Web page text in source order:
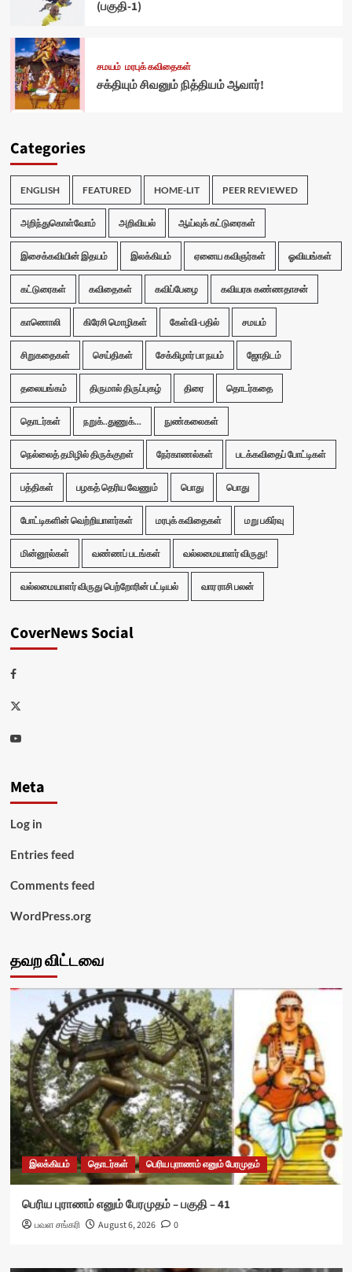
(பகுதி-1)
சமயம் மரபுக் கவிதைகள்
சக்தியும் சிவனும் நித்தியம் ஆவார்!
Categories
ENGLISH FEATURED HOME-LIT PEER REVIEWED
அறிந்துகொள்வோம் அறிவியல் ஆய்வுக் கட்டுரைகள்
இசைக்கவியின் இதயம் இலக்கியம் ஏனைய கவிஞர்கள் ஓவியங்கள்
கட்டுரைகள் கவிதைகள் கவிப்பேழை கவியரசு கண்ணதாசன்
காணொலி கிரேசி மொழிகள் கேள்வி-பதில் சமயம்
சிறுகதைகள் செய்திகள் சேக்கிழார் பா நயம் ஜோதிடம்
தலையங்கம் திருமால் திருப்புகழ் திரை தொடர்கதை
தொடர்கள் நறுக்..துணுக்... நுண்கலைகள்
நெல்லைத் தமிழில் திருக்குறள் நேர்காணல்கள் படக்கவிதைப் போட்டிகள்
பத்திகள் பழகத் தெரிய வேணும் பொது பொது
போட்டிகளின் வெற்றியாளர்கள் மரபுக் கவிதைகள் மறு பகிர்வு
மின்னூல்கள் வண்ணப் படங்கள் வல்லமையாளர் விருது!
வல்லமையாளர் விருது பெற்றோரின் பட்டியல் வார ராசி பலன்
CoverNews Social
Facebook
Twitter
Youtube
Meta
Log in
Entries feed
Comments feed
WordPress.org
தவற விட்டவை
இலக்கியம் தொடர்கள் பெரிய புராணம் எனும் பேரமுதம்
பெரிய புராணம் எனும் பேரமுதம் – பகுதி – 41
பவள சங்கரி August 6, 2026 0